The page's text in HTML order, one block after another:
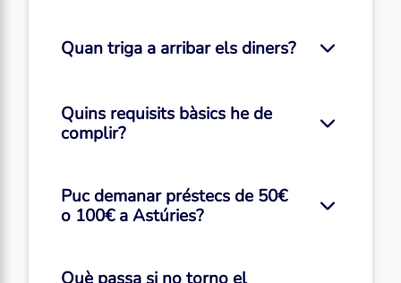
Quan triga a arribar els diners?
Quins requisits bàsics he de
complir?
Puc demanar préstecs de 50€
o 100€ a Astúries?